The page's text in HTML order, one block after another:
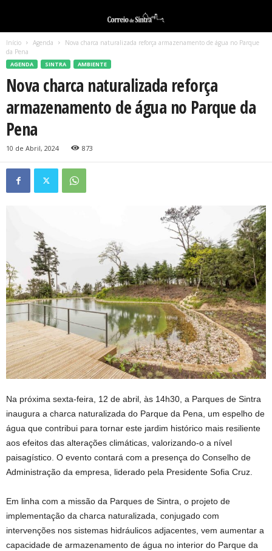
Início Agenda
Nova charca naturalizada reforça armazenamento de água no Parque
da Pena
AGENDA SINTRA AMBIENTE
Nova charca naturalizada reforça
armazenamento de água no Parque da
Pena
10 de Abril, 2024 873
Na próxima sexta-feira, 12 de abril, às 14h30, a Parques de Sintra
inaugura a charca naturalizada do Parque da Pena, um espelho de
água que contribui para tornar este jardim histórico mais resiliente
aos efeitos das alterações climáticas, valorizando-o a nível
paisagístico. O evento contará com a presença do Conselho de
Administração da empresa, liderado pela Presidente Sofia Cruz.
Em linha com a missão da Parques de Sintra, o projeto de
implementação da charca naturalizada, conjugado com
intervenções nos sistemas hidráulicos adjacentes, vem aumentar a
capacidade de armazenamento de água no interior do Parque da